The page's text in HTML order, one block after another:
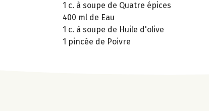
1 c. à soupe de Quatre épices
400 ml de Eau
1 c. à soupe de Huile d'olive
1 pincée de Poivre